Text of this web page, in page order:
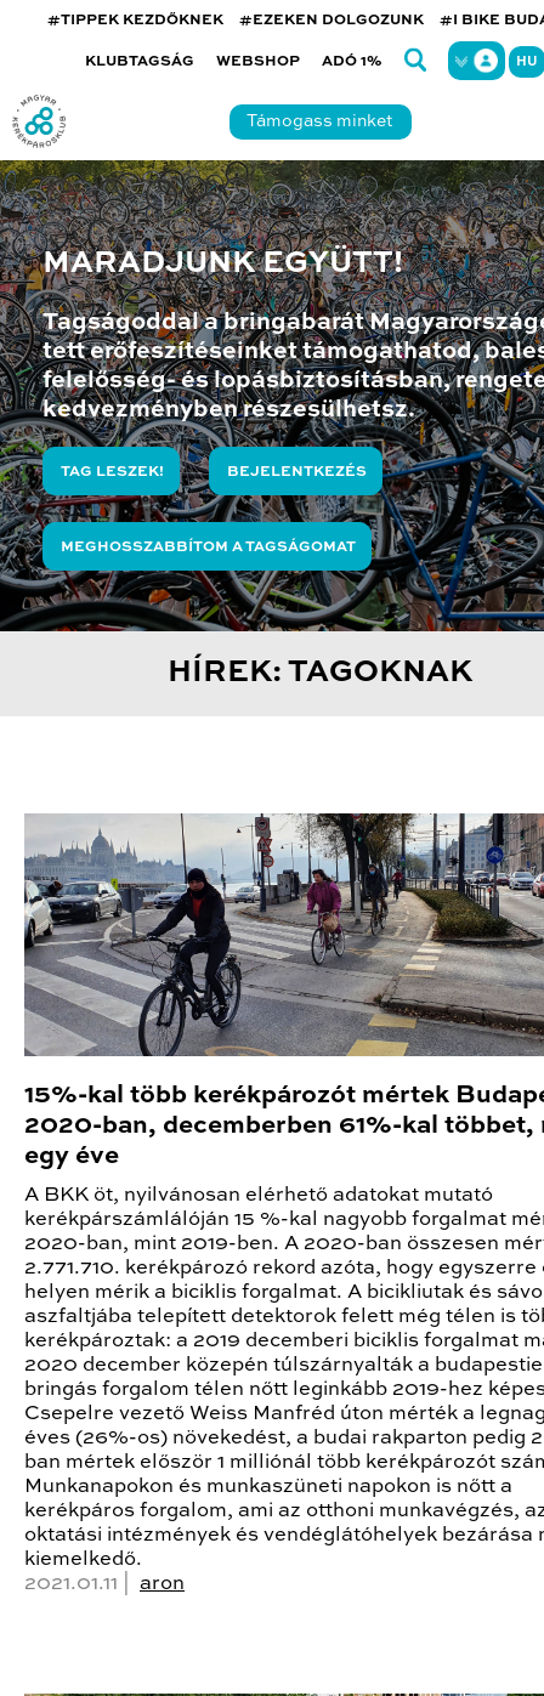
#TIPPEK KEZDŐKNEK #EZEKEN DOLGOZUNK #I BIKE
KLUBTAGSÁG WEBSHOP ADÓ 1% HU
Támogass minket
MARADJUNK EGYÜTT!
Tagságoddal a bringabarát
tett erőfeszítéseinket támogathatod,
felelősség- és lopásbiztosításban,
kedvezményben részesülhetsz.
TAG LESZEK! BEJELENTKEZÉS
MEGHOSSZABBÍTOM A TAGSÁGOMAT
HÍREK: TAGOKNAK
15%-kal több kerékpározót mértek
2020-ban, decemberben 61%-kal többet,
egy éve
A BKK öt, nyilvánosan elérhető adatokat mutató
kerékpárszámlálóján 15 %-kal nagyobb forgalmat
2020-ban, mint 2019-ben. A 2020-ban összesen
2.771.710. kerékpározó rekord azóta, hogy egyszerre
helyen mérik a biciklis forgalmat. A bicikliutak és
aszfaltjába telepített detektorok felett még télen is
kerékpároztak: a 2019 decemberi biciklis forgalmat
2020 december közepén túlszárnyalták a
bringás forgalom télen nőtt leginkább 2019-hez
Csepelre vezető Weiss Manfréd úton mérték a
éves (26%-os) növekedést, a budai rakparton pedig
ban mértek először 1 milliónál több kerékpározót
Munkanapokon és munkaszüneti napokon is nőtt a
kerékpáros forgalom, ami az otthoni munkavégzés,
oktatási intézmények és vendéglátóhelyek bezárása
kiemelkedő.
2021.01.11 | aron